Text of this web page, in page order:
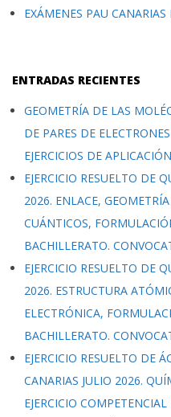
EXÁMENES PAU CANARIAS
ENTRADAS RECIENTES
GEOMETRÍA DE LAS
DE PARES DE
EJERCICIOS DE
EJERCICIO RESUELTO DE
2026. ENLACE,
CUÁNTICOS,
BACHILLERATO.
EJERCICIO RESUELTO DE
2026. ESTRUCTURA
ELECTRÓNICA,
BACHILLERATO.
EJERCICIO RESUELTO DE
CANARIAS JULIO 2026.
EJERCICIO